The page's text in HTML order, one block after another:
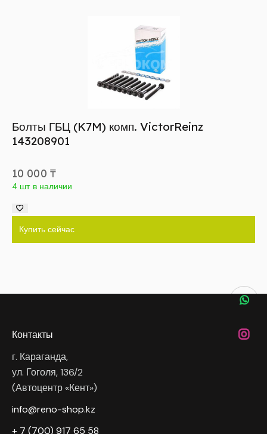
Болты ГБЦ (K7M) комп. VictorReinz
143208901
10 000 ₸
4 шт в наличии
Купить сейчас
Контакты
г. Караганда,
ул. Гоголя, 136/2
(Автоцентр «Кент»)
info@reno-shop.kz
+ 7 (700) 917 65 58